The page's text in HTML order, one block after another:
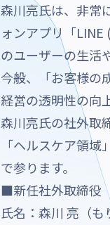
森川亮氏は、非常
ォンアプリ「
のユーザーの生活
今般、「お客様の
経営の透明性の向
森川亮氏の社外取
「ヘルスケア領
で参ります。
■新任社外取締役
氏名：森川 亮（も